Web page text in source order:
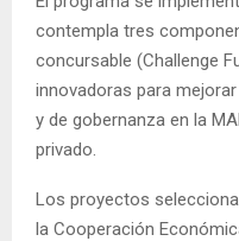
contempla tres
concursable (Challenge
innovadoras para
y de gobernanza en la
privado.
Los proyectos
la Cooperación